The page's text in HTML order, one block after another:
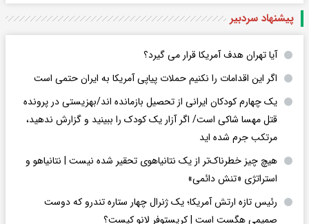
پیشنهاد سردبیر
آیا تهران هدف آمریکا قرار می گیرد؟
اگر این اقدامات را نکنیم حملات پیاپی آمریکا به ایران حتمی است
یک چهارم کودکان ایرانی از تحصیل بازمانده اند/بهزیستی در پرونده
قتل مهسا شاکی است/ اگر آزار یک کودک را ببینید و گزارش ندهید،
مرتکب جرم شده اید
هیچ چیز خطرناک‌تر از یک نتانیاهوی تحقیر شده نیست | نتانیاهو و
استراتژی «تنش دائمی»
رئیس تازه ارتش آمریکا؛ یک ژنرال چهار ستاره تندرو که دوست
صمیمی هگست است | کریستوفر لانو کیست؟